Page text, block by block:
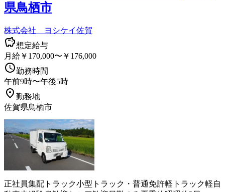
県鳥栖市
株式会社 ヨシケイ佐賀
想定給与
月給￥170,000〜￥176,000
勤務時間
午前9時〜午後5時
勤務地
佐賀県鳥栖市
正社員集配 トラック小型トラック・普通免許軽トラック軽自